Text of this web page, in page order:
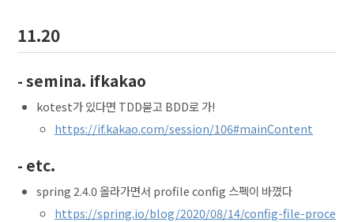
11.20
- semina. ifkakao
kotest가 있다면 TDD묻고 BDD로 가!
https://if.kakao.com/session/106#mainContent
- etc.
spring 2.4.0 올라가면서 profile config 스펙이 바꼈다
https://spring.io/blog/2020/08/14/config-file-proce